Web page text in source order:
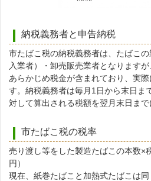
納税義務者と申告納税
市たばこ税の納税義務者は、たばこ
入業者）・卸売販売業者となります
あらかじめ税金が含まれており、実
す。納税義務者は毎月1日から末日ま
対して算出される税額を翌月末日まで
市たばこ税の税率
売り渡し等をした製造たばこの本数×
円）
現在、紙巻たばこと加熱式たばこは同